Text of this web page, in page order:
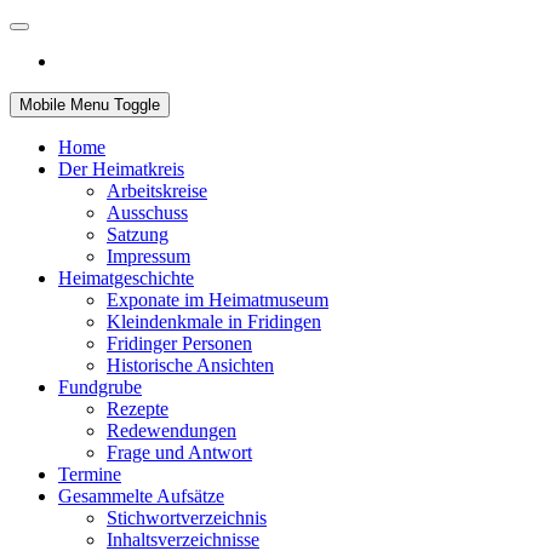
Mobile Menu Toggle
Home
Der Heimatkreis
Arbeitskreise
Ausschuss
Satzung
Impressum
Heimatgeschichte
Exponate im Heimatmuseum
Kleindenkmale in Fridingen
Fridinger Personen
Historische Ansichten
Fundgrube
Rezepte
Redewendungen
Frage und Antwort
Termine
Gesammelte Aufsätze
Stichwortverzeichnis
Inhaltsverzeichnisse